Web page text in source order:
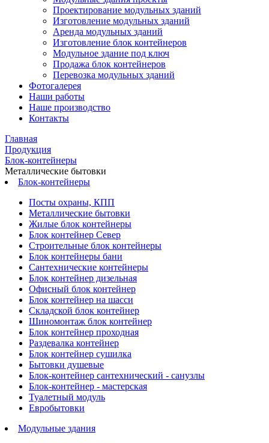
Проектирование модульных зданий
Изготовление модульных зданий
Аренда модульных зданий
Изготовление блок контейнеров
Модульное здание под ключ
Продажа блок контейнеров
Перевозка модульных зданий
Фотогалерея
Наши работы
Наше производство
Контакты
Главная
Продукция
Блок-контейнеры
Металлические бытовки
Блок-контейнеры
Посты охраны, КПП
Металлические бытовки
Жилые блок контейнеры
Блок контейнер Север
Строительные блок контейнеры
Блок контейнеры бани
Сантехнические контейнеры
Блок контейнер дизельная
Офисный блок контейнер
Блок контейнер на шасси
Складской блок контейнер
Шиномонтаж блок контейнер
Блок контейнер проходная
Раздевалка контейнер
Блок контейнер сушилка
Бытовки душевые
Блок-контейнер сантехнический - санузлы
Блок-контейнер - мастерская
Туалетный модуль
Евробытовки
Модульные здания